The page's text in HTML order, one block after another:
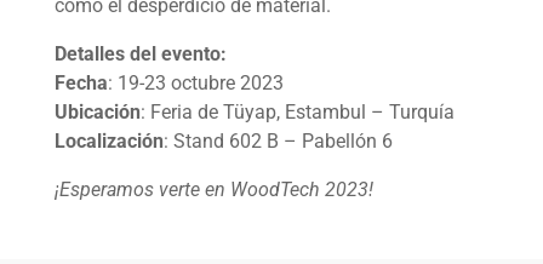
Quien somos
Software
Stone
como el desperdicio de material.
Detalles del evento:
Fecha: 19-23 octubre 2023
Ubicación: Feria de Tüyap, Estambul – Turquía
Localización: Stand 602 B – Pabellón 6
¡Esperamos verte en WoodTech 2023!